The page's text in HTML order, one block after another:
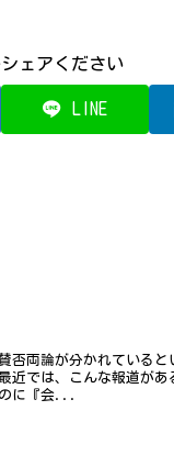
ェアください
LINE
否両論が分かれている
近では、こんな報道が
に『会...